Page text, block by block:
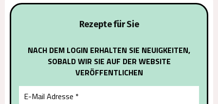
Rezepte für Sie
NACH DEM LOGIN ERHALTEN SIE NEUIGKEITEN,
SOBALD WIR SIE AUF DER WEBSITE
VERÖFFENTLICHEN